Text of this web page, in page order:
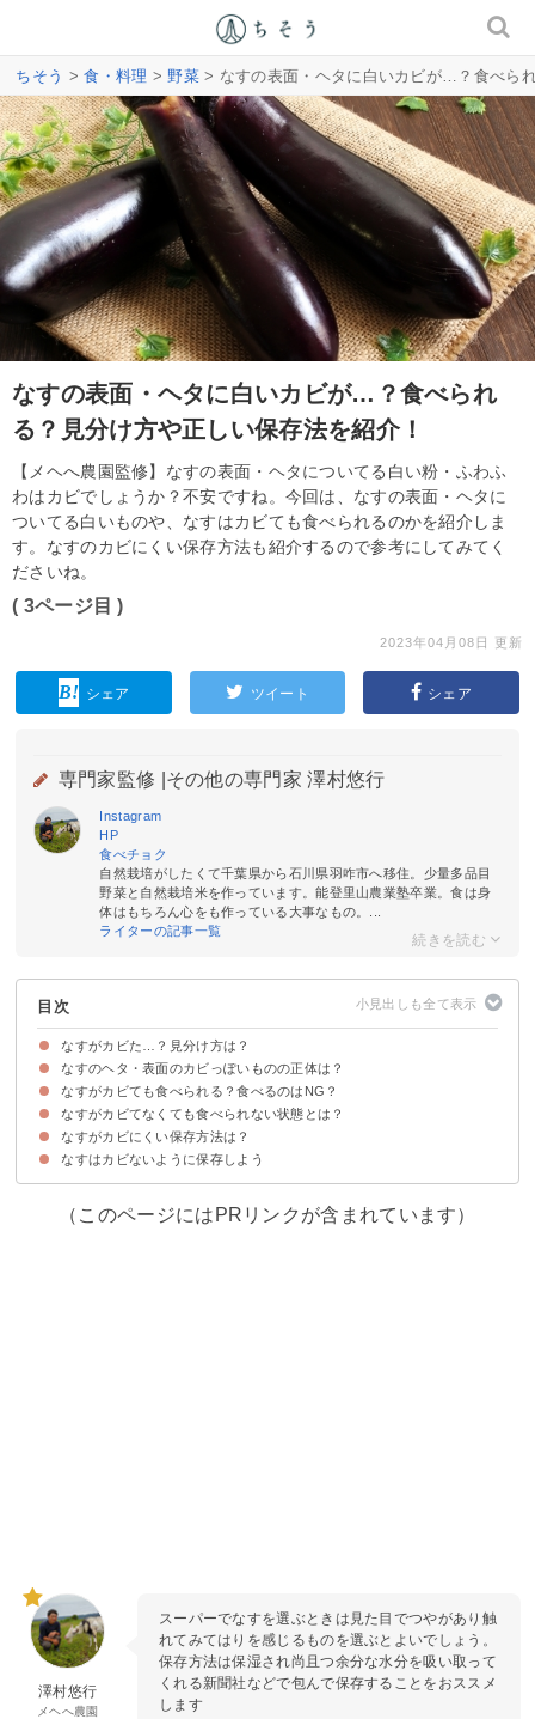
ちそう >食・料理 >野菜> なすの表面・ヘタに白いカビが…？食べら
なすの表面・ヘタに白いカビが…？食べられ
る？見分け方や正しい保存法を紹介！
【メヘへ農園監修】なすの表面・ヘタについてる白い粉・ふわふ
わはカビでしょうか？不安ですね。今回は、なすの表面・ヘタに
ついてる白いものや、なすはカビても食べられるのかを紹介しま
す。なすのカビにくい保存方法も紹介するので参考にしてみてく
ださいね。
( 3ページ目 )
2023年04月08日 更新
シェア ツイート シェア
専門家監修 | その他の専門家 澤村悠行
Instagram
HP
食べチョク
自然栽培がしたくて千葉県から石川県羽咋市へ移住。少量多品目
野菜と自然栽培米を作っています。能登里山農業塾卒業。食は身
体はもちろん心をも作っている大事なもの。...
ライターの記事一覧
目次
なすがカビた…？見分け方は？
なすのヘタ・表面のカビっぽいものの正体は？
①白いふわふわはカビ
②粉っぽければブルームの可能性がある
なすがカビても食べられる？食べるのはNG？
なすに白カビがついていたら食べるのを避けた方が良い
カビたなすと同じ袋のなすも要注意
ちなみにブルームがついたなすは食べても問題ない
なすがカビてなくても食べられない状態とは？
なすがカビにくい保存方法は？
なすの冷蔵での保存方法
なすの冷凍での保存方法
なすはカビないように保存しよう
（このページにはPRリンクが含まれています）
澤村悠行
メヘへ農園
スーパーでなすを選ぶときは見た目でつやがあり触
れてみてはりを感じるものを選ぶとよいでしょう。
保存方法は保湿され尚且つ余分な水分を吸い取って
くれる新聞社などで包んで保存することをおススメ
します